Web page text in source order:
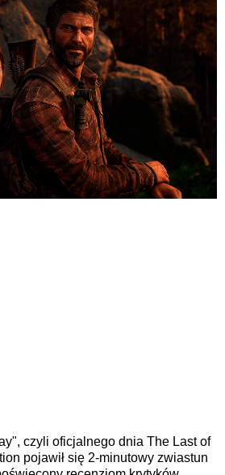
czyli oficjalnego dnia The Last of
pojawił się 2-minutowy zwiastun